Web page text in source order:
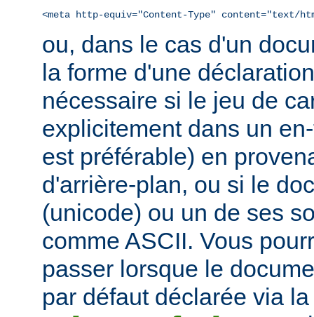
<meta http-equiv="Content-Type" content="text/
ou, dans le cas d'un
la forme d'une
nécessaire si le jeu de
explicitement dans un
est préférable) en
d'arrière-plan, ou si le
(unicode) ou un de ses
comme ASCII. Vous
passer lorsque le
par défaut déclarée via